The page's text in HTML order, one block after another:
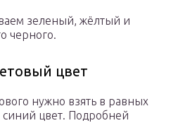
зеленый, жёлтый и
черного.
цвет
нужно взять в равных
цвет. Подробней